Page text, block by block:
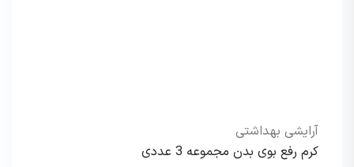
آرایشی بهداشتی
کرم رفع بوی بدن مجموعه 3 عددی